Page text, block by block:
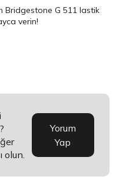
Bridgestone G 511 lastik
verin!
olun.
Yorum
Yap